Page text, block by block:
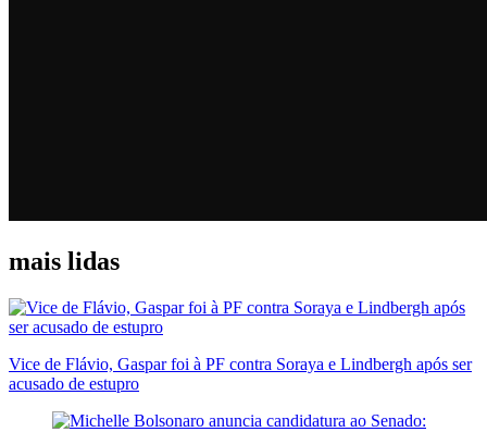
mais lidas
Vice de Flávio, Gaspar foi à PF contra Soraya e Lindbergh após ser
acusado de estupro